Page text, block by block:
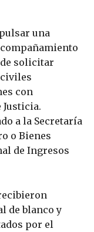
una
solicitar
con
a la Secretaría
o Bienes
de Ingresos
de blanco y
por el